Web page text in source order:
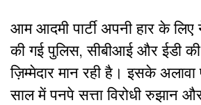
आम आदमी पार्टी अपनी हार के
की गई पुलिस, सीबीआई और ईडी की
ज़िम्मेदार मान रही है। इसके अलावा
साल में पनपे सत्ता विरोधी रुझान और